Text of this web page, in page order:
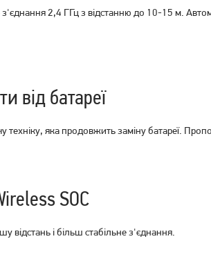
Миша A4Tech N-708X-1
Миша
2,4 ГГц з відстанню до 10-15 м.
від батареї
техніку, яка продовжить заміну батареї.
SOC
відстань і більш стабільне з'єднання.